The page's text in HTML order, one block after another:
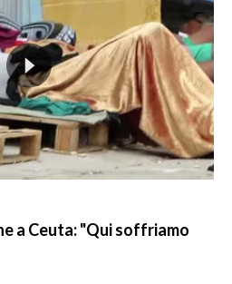
a Ceuta: "Qui soffriamo